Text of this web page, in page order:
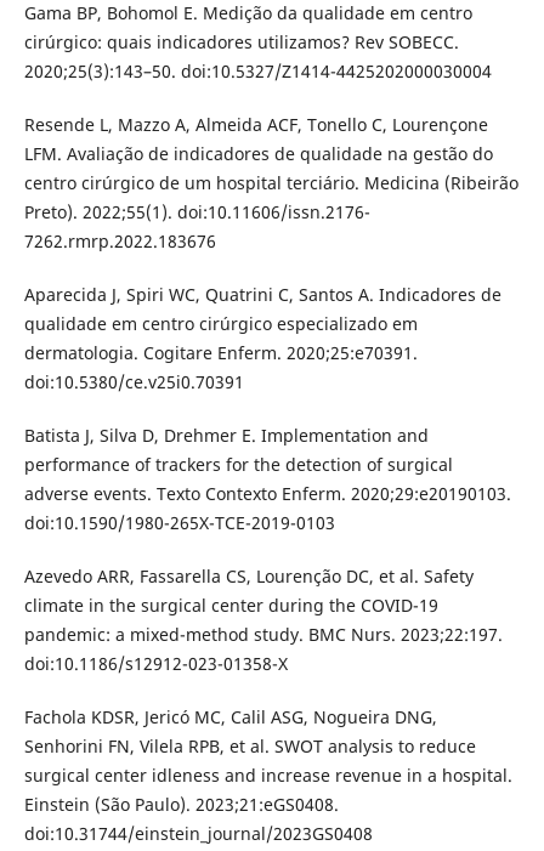
Gama BP, Bohomol E. Medição da qualidade em centro
cirúrgico: quais indicadores utilizamos? Rev SOBECC.
2020;25(3):143–50. doi:10.5327/Z1414-4425202000030004
Resende L, Mazzo A, Almeida ACF, Tonello C, Lourençone
LFM. Avaliação de indicadores de qualidade na gestão do
centro cirúrgico de um hospital terciário. Medicina (Ribeirão
Preto). 2022;55(1). doi:10.11606/issn.2176-
7262.rmrp.2022.183676
Aparecida J, Spiri WC, Quatrini C, Santos A. Indicadores de
qualidade em centro cirúrgico especializado em
dermatologia. Cogitare Enferm. 2020;25:e70391.
doi:10.5380/ce.v25i0.70391
Batista J, Silva D, Drehmer E. Implementation and
performance of trackers for the detection of surgical
adverse events. Texto Contexto Enferm. 2020;29:e20190103.
doi:10.1590/1980-265X-TCE-2019-0103
Azevedo ARR, Fassarella CS, Lourenção DC, et al. Safety
climate in the surgical center during the COVID-19
pandemic: a mixed-method study. BMC Nurs. 2023;22:197.
doi:10.1186/s12912-023-01358-X
Fachola KDSR, Jericó MC, Calil ASG, Nogueira DNG,
Senhorini FN, Vilela RPB, et al. SWOT analysis to reduce
surgical center idleness and increase revenue in a hospital.
Einstein (São Paulo). 2023;21:eGS0408.
doi:10.31744/einstein_journal/2023GS0408